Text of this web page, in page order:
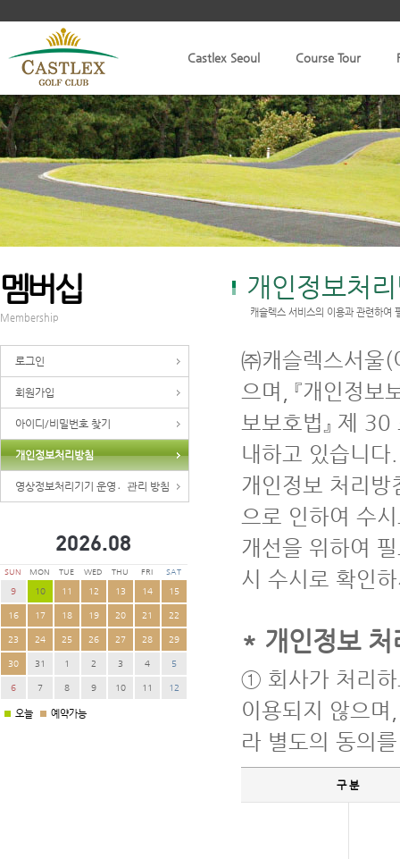
Castlex Seoul Course Tour
멤버십
Membership
로그인
회원가입
아이디/비밀번호 찾기
개인정보처리방침
영상정보처리기기 운영관〮리 방침
2026.08
SUN MON TUE WED THU FRI SAT
9 10 11 12 13 14 15
16 17 18 19 20 21 22
23 24 25 26 27 28 29
30 31 1 2 3 4 5
6 7 8 9 10 11 12
오늘 예약가능
개인정보처
캐슬렉스 서비스의 이용과 관련하여
㈜캐슬렉스서울(
으며, 『개인정보
보보호법』 제
내하고 있습니다.
개인정보 처리
으로 인하여 수
개선을 위하여
시 수시로 확인
* 개인정보 처
① 회사가 처리하
이용되지 않으며
라 별도의 동의
구 분